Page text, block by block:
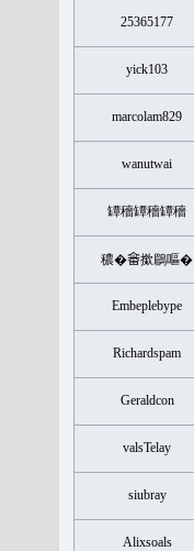
25365177
yick103
marcolam829
wanutwai
罈穡罈穡罈穡
穠�𤲞撳鶥嘔�
Embeplebype
Richardspam
Geraldcon
valsTelay
siubray
Alixsoals